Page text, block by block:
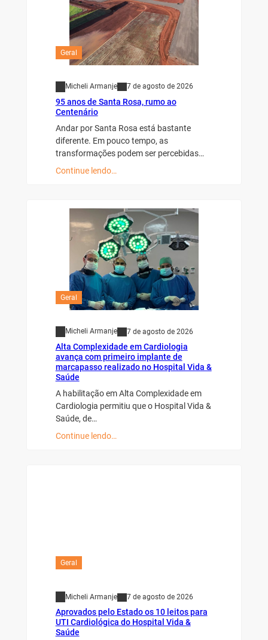
Geral
Micheli Armanje 7 de agosto de 2026
95 anos de Santa Rosa, rumo ao
Centenário
Andar por Santa Rosa está bastante
diferente. Em pouco tempo, as
transformações podem ser percebidas…
Continue lendo…
Geral
Micheli Armanje 7 de agosto de 2026
Alta Complexidade em Cardiologia
avança com primeiro implante de
marcapasso realizado no Hospital Vida &
Saúde
A habilitação em Alta Complexidade em
Cardiologia permitiu que o Hospital Vida &
Saúde, de…
Continue lendo…
Geral
Micheli Armanje 7 de agosto de 2026
Aprovados pelo Estado os 10 leitos para
UTI Cardiológica do Hospital Vida &
Saúde